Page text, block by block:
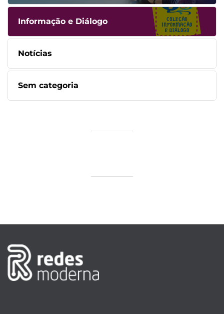
Informação e Diálogo
Notícias
Sem categoria